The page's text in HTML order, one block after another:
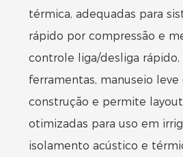
térmica, adequadas para
rápido por compressão e
controle liga/desliga
ferramentas, manuseio
construção e permite
otimizadas para uso em
isolamento acústico e